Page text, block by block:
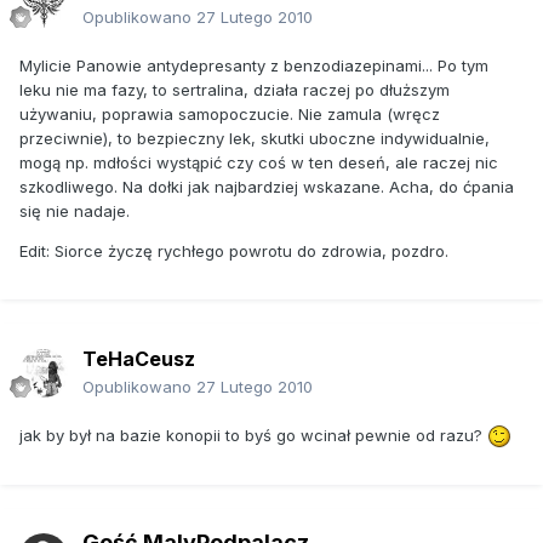
Opublikowano 27 Lutego 2010
Mylicie Panowie antydepresanty z benzodiazepinami... Po tym
leku nie ma fazy, to sertralina, działa raczej po dłuższym
używaniu, poprawia samopoczucie. Nie zamula (wręcz
przeciwnie), to bezpieczny lek, skutki uboczne indywidualnie,
mogą np. mdłości wystąpić czy coś w ten deseń, ale raczej nic
szkodliwego. Na dołki jak najbardziej wskazane. Acha, do ćpania
się nie nadaje.
Edit: Siorce życzę rychłego powrotu do zdrowia, pozdro.
TeHaCeusz
Opublikowano 27 Lutego 2010
jak by był na bazie konopii to byś go wcinał pewnie od razu?